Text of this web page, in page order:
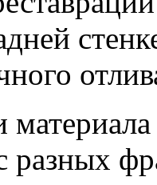
разных